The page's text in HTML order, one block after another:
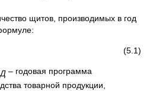
щитов, производимых в год
(5.1)
– годовая программа
товарной продукции,